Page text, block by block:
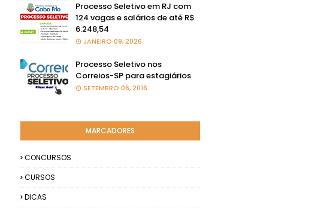
Processo Seletivo em RJ com
124 vagas e salários de até R$
6.248,54
JANEIRO 09, 2026
Processo Seletivo nos
Correios-SP para estagiários
SETEMBRO 06, 2016
MARCADORES
CONCURSOS
CURSOS
DICAS